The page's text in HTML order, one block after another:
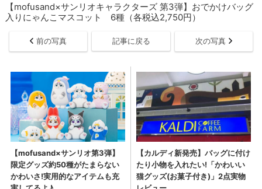
【mofusand×サンリオキャラクターズ 第3弾】おでかけバッグ
入りにゃんこマスコット 6種（各税込2,750円）
前の写真 記事に戻る 次の写真